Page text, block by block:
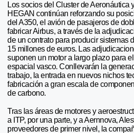
Los socios del Cluster de Aeronáutica
HEGAN continúan reforzando su
del A350, el avión de pasajeros de
fabricar Airbus, a través de la
de un contrato para producir sistemas
15 millones de euros. Las
suponen un motor a largo plazo para
espacial vasco. Conllevarán la
trabajo, la entrada en nuevos nichos
fabricación a gran escala de
de carbono.
Tras las áreas de motores y
a ITP, por una parte, y a Aernnova,
proveedores de primer nivel, la